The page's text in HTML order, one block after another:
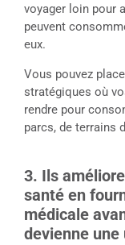
voyager loin pour
peuvent
eux.
Vous pouvez
stratégiques où
rendre pour
parcs, de terrains
3. Ils
santé en
médicale
devienne une